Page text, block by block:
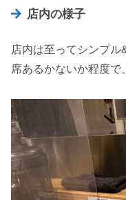
店内の様子
店内は至ってシンプ
席あるかないか程度で